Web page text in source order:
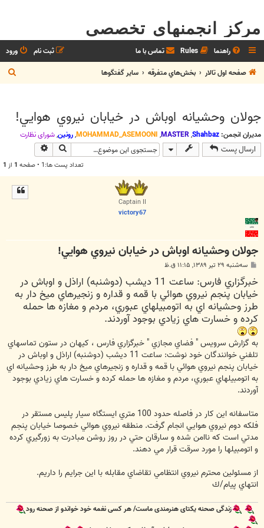
مرکز انجمنهای تخصصی
راهنما Rules تماس با ما ورود
ثبت نام
صفحه اول تالار
بخش‌‌هاي متفرقه ساير گفتگوها
س
جولان وحشيانه اوباش در خيابان نيروي هوايي!
مدیران انجمن: Shahbaz
,
MASTER
,
MOHAMMAD_ASEMOONI
,رونین,شوراي نظارت
ارسال پست جستجو
تعداد پست ها:1 • صفحه 1 از 1
Captain II
victory67
جولان وحشيانه اوباش در خيابان نيروي هوايي!
ت
سه‌شنبه ۲۹ تیر ۱۳۸۹, ۱۱:۱۵ ق.ظ
خبرگزاري فارس: ساعت 11 ديشب (دوشنبه) اراذل و اوباش در
خيابان پنجم نيروي هوائي با قمه و قداره و زنجيرهاي ميخ دار به
طرز وحشيانه اي به اتومبيلهاي عبوري، مردم و مغازه ها حمله
كرده و خسارت هاي زيادي بوجود آوردند.
به گزارش سرويس " فضاي مجازي " خبرگزاري فارس ،‌ كيهان در ستون تماسهاي
تلفني خوانندگان خود نوشت: ساعت 11 ديشب (دوشنبه) اراذل و اوباش در
خيابان پنجم نيروي هوائي با قمه و قداره و زنجيرهاي ميخ دار به طرز وحشيانه اي
به اتومبيلهاي عبوري، مردم و مغازه ها حمله كرده و خسارت هاي زيادي بوجود
آوردند.
متاسفانه اين كار در فاصله حدود 100 متري ايستگاه سيار پليس مستقر در
فلكه دوم نيروي هوايي انجام گرفت. منطقه نيروي هوائي خصوصا خيابان پنجم
مدتي است كه ناامن شده و سارقان حتي در روز روشن مبادرت به زورگيري كرده
و اتومبيلها را مورد سرقت قرار مي دهند.
از مسئولين محترم نيروي انتظامي تقاضاي مقابله با اين جرايم را داريم.
انتهاي پيام/ك
زندگی صحنه یکتای هنرمندی ماست/ هر کسی نغمه خود خواندو از صحنه رود